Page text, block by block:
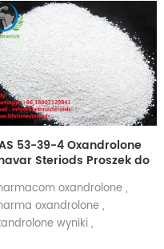
mięśni
53-39-4 Oxandrolone
Steriods Proszek do
oxandrolone ,
oxandrolone ,
wyniki ,